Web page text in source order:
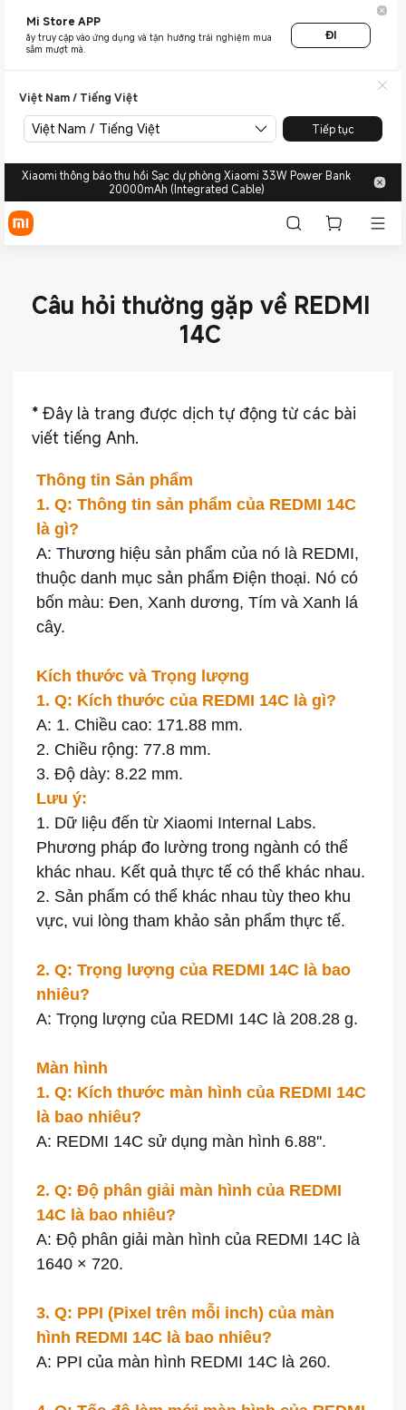
Mi Store APP
ãy truy cập vào ứng dụng và tận hưởng trải nghiệm mua
sắm mượt mà.
ĐI
Việt Nam / Tiếng Việt
Việt Nam / Tiếng Việt Tiếp tục
Xiaomi thông báo thu hồi Sạc dự phòng Xiaomi 33W Power Bank
20000mAh (Integrated Cable)
Câu hỏi thường gặp về REDMI
14C
* Đây là trang được dịch tự động từ các bài
viết tiếng Anh.
Thông tin Sản phẩm
1. Q: Thông tin sản phẩm của REDMI 14C
là gì?
A: Thương hiệu sản phẩm của nó là REDMI,
thuộc danh mục sản phẩm Điện thoại. Nó có
bốn màu: Đen, Xanh dương, Tím và Xanh lá
cây.
Kích thước và Trọng lượng
1. Q: Kích thước của REDMI 14C là gì?
A: 1. Chiều cao: 171.88 mm.
2. Chiều rộng: 77.8 mm.
3. Độ dày: 8.22 mm.
Lưu ý:
1. Dữ liệu đến từ Xiaomi Internal Labs.
Phương pháp đo lường trong ngành có thể
khác nhau. Kết quả thực tế có thể khác nhau.
2. Sản phẩm có thể khác nhau tùy theo khu
vực, vui lòng tham khảo sản phẩm thực tế.
2. Q: Trọng lượng của REDMI 14C là bao
nhiêu?
A: Trọng lượng của REDMI 14C là 208.28 g.
Màn hình
1. Q: Kích thước màn hình của REDMI 14C
là bao nhiêu?
A: REDMI 14C sử dụng màn hình 6.88''.
2. Q: Độ phân giải màn hình của REDMI
14C là bao nhiêu?
A: Độ phân giải màn hình của REDMI 14C là
1640 × 720.
3. Q: PPI (Pixel trên mỗi inch) của màn
hình REDMI 14C là bao nhiêu?
A: PPI của màn hình REDMI 14C là 260.